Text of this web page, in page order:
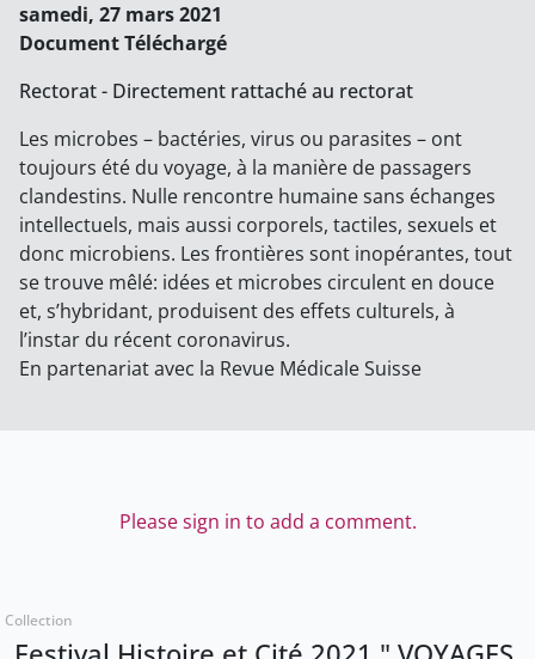
samedi, 27 mars 2021
Document Téléchargé
Rectorat - Directement rattaché au rectorat
Les microbes – bactéries, virus ou parasites – ont
toujours été du voyage, à la manière de passagers
clandestins. Nulle rencontre humaine sans échanges
intellectuels, mais aussi corporels, tactiles, sexuels et
donc microbiens. Les frontières sont inopérantes, tout
se trouve mêlé: idées et microbes circulent en douce
et, s’hybridant, produisent des effets culturels, à
l’instar du récent coronavirus.
En partenariat avec la Revue Médicale Suisse
Please sign in to add a comment.
Collection